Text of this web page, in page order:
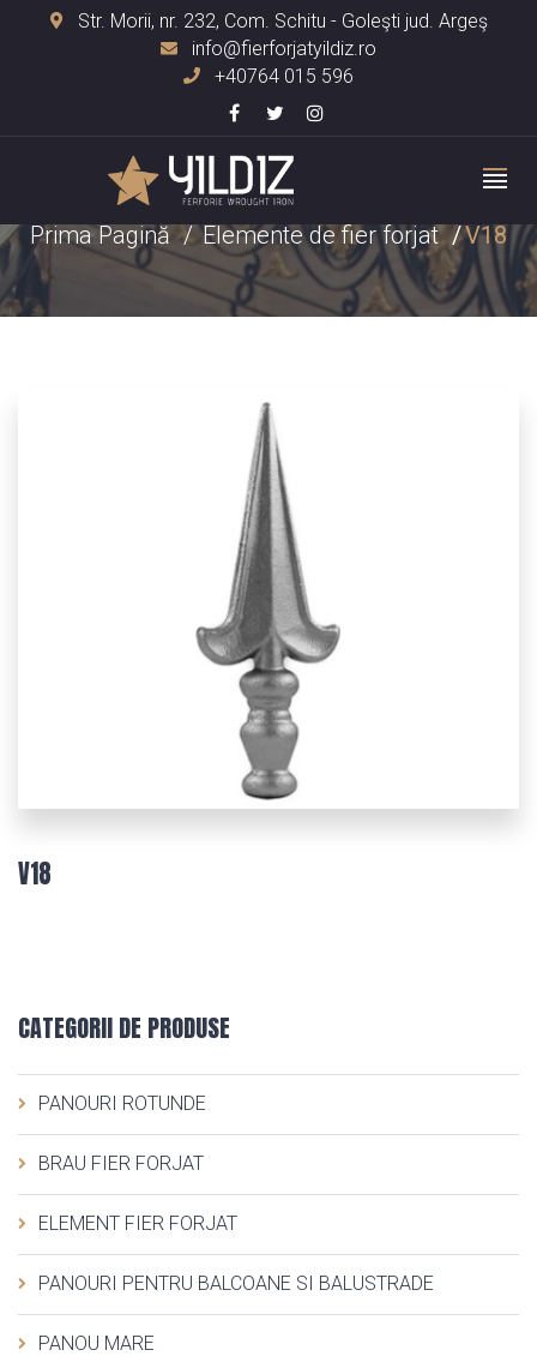
Str. Morii, nr. 232, Com. Schitu - Goleşti jud. Argeş
info@fierforjatyildiz.ro
+40764 015 596
V18
Prima Pagină Elemente de fier forjat V18
V18
CATEGORII DE PRODUSE
PANOURI ROTUNDE
BRAU FIER FORJAT
ELEMENT FIER FORJAT
PANOURI PENTRU BALCOANE SI BALUSTRADE
PANOU MARE